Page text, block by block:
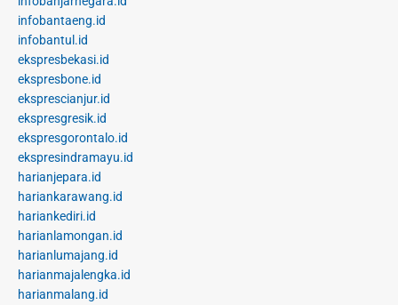
infobantaeng.id
infobantul.id
ekspresbekasi.id
ekspresbone.id
eksprescianjur.id
ekspresgresik.id
ekspresgorontalo.id
ekspresindramayu.id
harianjepara.id
hariankarawang.id
hariankediri.id
harianlamongan.id
harianlumajang.id
harianmajalengka.id
harianmalang.id